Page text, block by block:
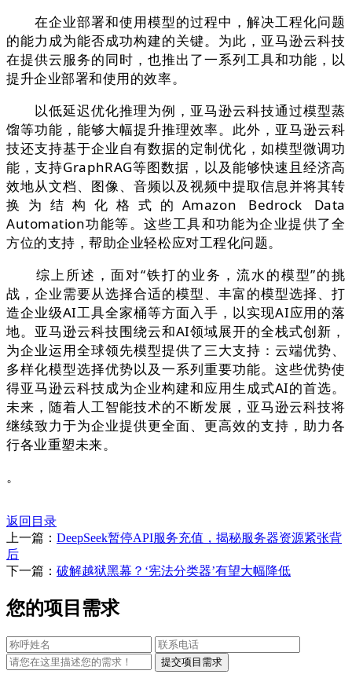
在企业部署和使用模型的过程中，解决工程化问题
的能力成为能否成功构建的关键。为此，亚马逊云科技
在提供云服务的同时，也推出了一系列工具和功能，以
提升企业部署和使用的效率。
以低延迟优化推理为例，亚马逊云科技通过模型蒸
馏等功能，能够大幅提升推理效率。此外，亚马逊云科
技还支持基于企业自有数据的定制优化，如模型微调功
能，支持GraphRAG等图数据，以及能够快速且经济高
效地从文档、图像、音频以及视频中提取信息并将其转
换为结构化格式的Amazon Bedrock Data
Automation功能等。这些工具和功能为企业提供了全
方位的支持，帮助企业轻松应对工程化问题。
综上所述，面对“铁打的业务，流水的模型”的挑
战，企业需要从选择合适的模型、丰富的模型选择、打
造企业级AI工具全家桶等方面入手，以实现AI应用的落
地。亚马逊云科技围绕云和AI领域展开的全栈式创新，
为企业运用全球领先模型提供了三大支持：云端优势、
多样化模型选择优势以及一系列重要功能。这些优势使
得亚马逊云科技成为企业构建和应用生成式AI的首选。
未来，随着人工智能技术的不断发展，亚马逊云科技将
继续致力于为企业提供更全面、更高效的支持，助力各
行各业重塑未来。
。
返回目录
上一篇： DeepSeek暂停API服务充值，揭秘服务器资源紧张背
后
下一篇： 破解越狱黑幕？‘宪法分类器’有望大幅降低
您的项目需求